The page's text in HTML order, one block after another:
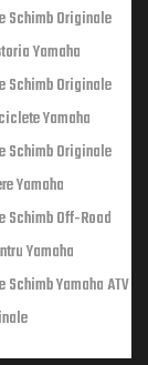
Schimb Originale
Yamaha
Schimb Originale
Yamaha
Schimb Originale
Yamaha
Schimb Off-Road
Yamaha
Schimb Yamaha ATV